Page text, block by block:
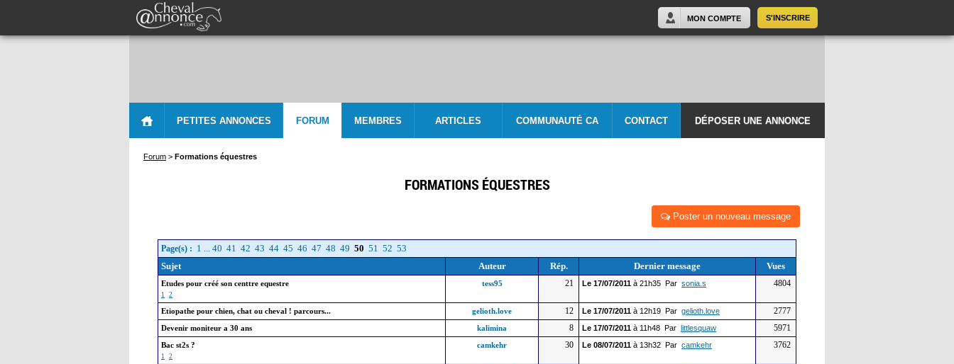
S'INSCRIRE
MON COMPTE
PETITES ANNONCES FORUM MEMBRES ARTICLES COMMUNAUTÉ CA CONTACT DÉPOSER UNE ANNONCE
Forum > Formations équestres
FORMATIONS ÉQUESTRES
Poster un nouveau message
Page(s) : 1 ... 40 41 42 43 44 45 46 47 48 49 50 51 52 53
Sujet
Auteur Rép. Dernier message Vues
Etudes pour créé son centtre equestre
1 2
tess95 21 Le 17/07/2011 à 21h35 Par sonia.s 4804
Etiopathe pour chien, chat ou cheval ! parcours... gelioth.love 12 Le 17/07/2011 à 12h19 Par gelioth.love 2777
Devenir moniteur a 30 ans kalimina 8 Le 17/07/2011 à 11h48 Par littlesquaw 5971
Bac st2s ?
1 2
camkehr 30 Le 08/07/2011 à 13h32 Par camkehr 3762